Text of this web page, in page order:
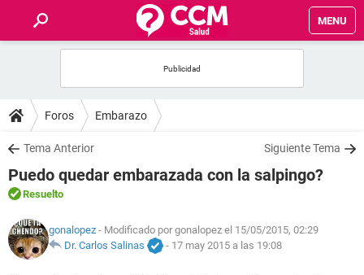
MENU
FOROS
SALUD
FAMILIA
NUTRICIÓN
Foros Embarazo
Tema Anterior Siguiente Tema
Puedo quedar embarazada con la salpingo?
Resuelto
gonalopez - Modificado por gonalopez el 15/05/2015, 02:29
Dr. Carlos Salinas
- 17 may 2015 a las 19:08